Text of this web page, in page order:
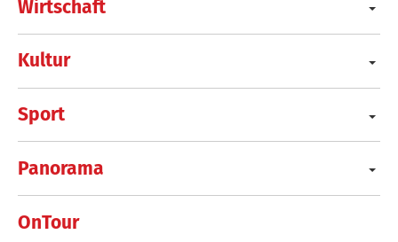
Wirtschaft
Kultur
Sport
Panorama
OnTour